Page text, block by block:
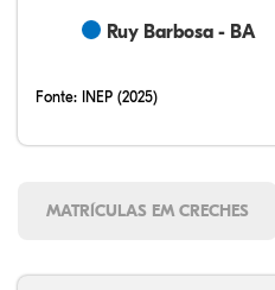
Ruy Barbosa - BA
Fonte: INEP (2025)
MATRÍCULAS EM CRECHES